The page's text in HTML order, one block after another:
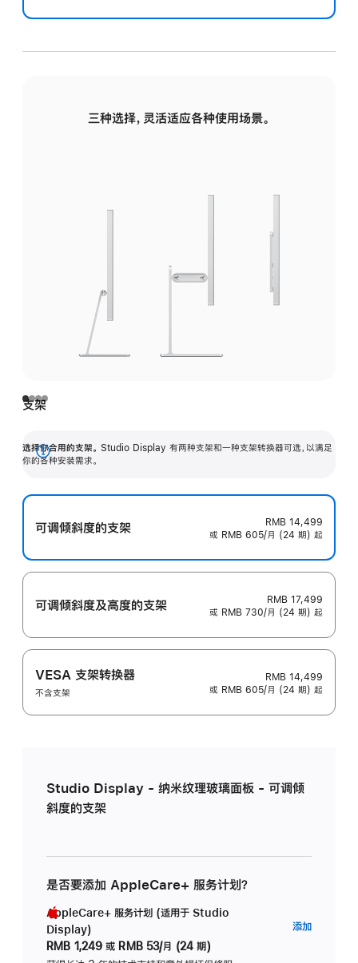
三种选择，灵活适应各种使用场景。
支架
选择你合用的支架。 Studio Display 有两种支架和一种支架转换器可选，以满足
你的各种安装需求。
展
可调倾斜度的支架
RMB 14,499
或 RMB 605/月 (24 期) 起
可调倾斜度及高‍度的支‍架
RMB 17,499
或 RMB 730/月 (24 期) 起
VESA 支架转换器
不含支架
RMB 14,499
或 RMB 605/月 (24 期) 起
Studio Display - 纳米纹理玻璃面板 - 可调倾
斜度的支架
是否要添加 AppleCare+ 服务计划？
AppleCare+ 服务计划 (适用于 Studio
Display)
RMB 1,249 或 RMB 53/月 (24 期)
添加